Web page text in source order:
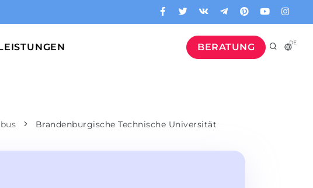
BERATUNG DE
Brandenburgische Technische Universität